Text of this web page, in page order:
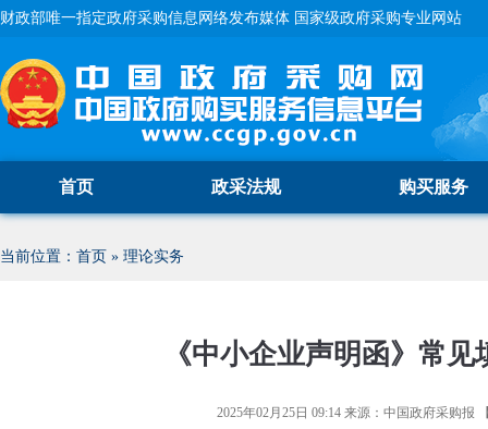
财政部唯一指定政府采购信息网络发布媒体 国家级政府采购专业网站
首页 政采法规 购买服务
当前位置： 首页 » 理论实务
《中小企业声明函》常见
2025年02月25日 09:14来源： 中国政府采购报